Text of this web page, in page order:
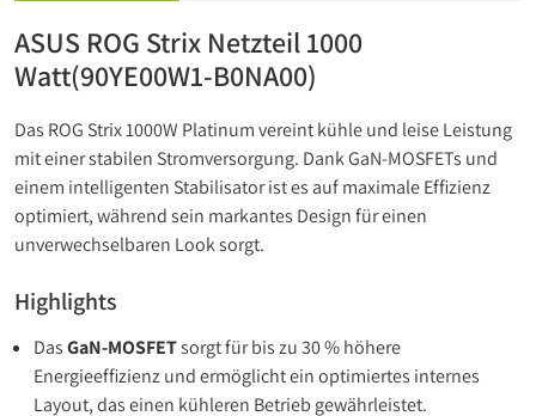
ASUS ROG Strix Netzteil 1000
Watt(90YE00W1-B0NA00)
Das ROG Strix 1000W Platinum vereint kühle und leise Leistung
mit einer stabilen Stromversorgung. Dank GaN-MOSFETs und
einem intelligenten Stabilisator ist es auf maximale Effizienz
optimiert, während sein markantes Design für einen
unverwechselbaren Look sorgt.
Highlights
DasGaN-MOSFETsorgt für bis zu 30 % höhere
Energieeffizienz und ermöglicht ein optimiertes internes
Layout, das einen kühleren Betrieb gewährleistet.